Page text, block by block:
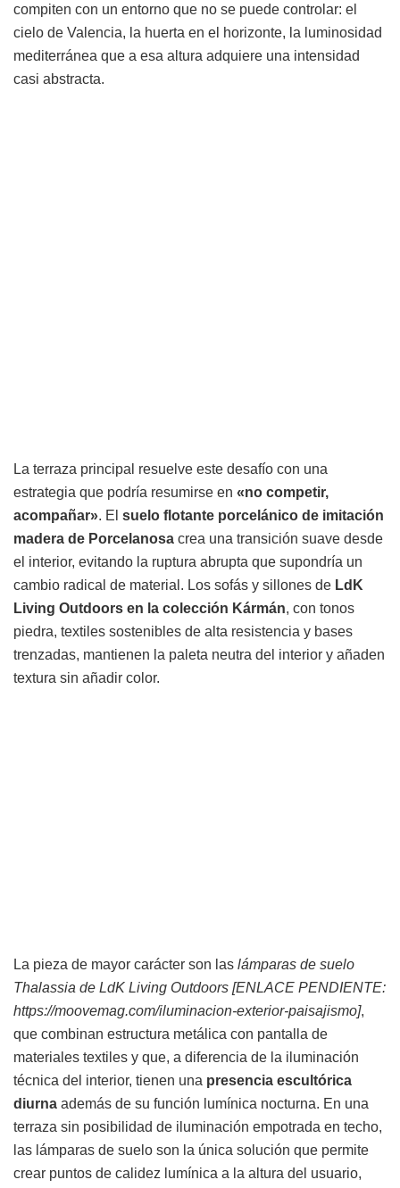
compiten con un entorno que no se puede controlar: el
cielo de Valencia, la huerta en el horizonte, la luminosidad
mediterránea que a esa altura adquiere una intensidad
casi abstracta.
La terraza principal resuelve este desafío con una
estrategia que podría resumirse en «no competir,
acompañar». El suelo flotante porcelánico de imitación
madera de Porcelanosa crea una transición suave desde
el interior, evitando la ruptura abrupta que supondría un
cambio radical de material. Los sofás y sillones de LdK
Living Outdoors en la colección Kármán, con tonos
piedra, textiles sostenibles de alta resistencia y bases
trenzadas, mantienen la paleta neutra del interior y añaden
textura sin añadir color.
La pieza de mayor carácter son las lámparas de suelo
Thalassia de LdK Living Outdoors [ENLACE PENDIENTE:
https://moovemag.com/iluminacion-exterior-paisajismo],
que combinan estructura metálica con pantalla de
materiales textiles y que, a diferencia de la iluminación
técnica del interior, tienen una presencia escultórica
diurna además de su función lumínica nocturna. En una
terraza sin posibilidad de iluminación empotrada en techo,
las lámparas de suelo son la única solución que permite
crear puntos de calidez lumínica a la altura del usuario,